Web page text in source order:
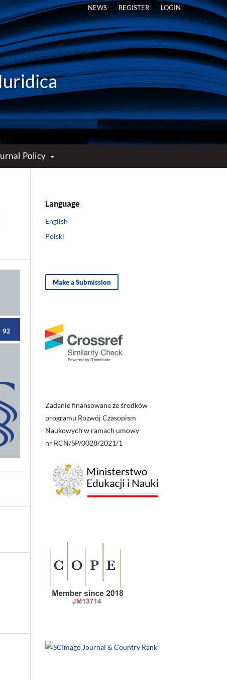
Policy
NEWS REGISTER LOGIN
Language
English
Polski
Make a Submission
Zadanie finansowane ze środków
programu Rozwój Czasopism
Naukowych w ramach umowy
nr RCN/SP/0028/2021/1